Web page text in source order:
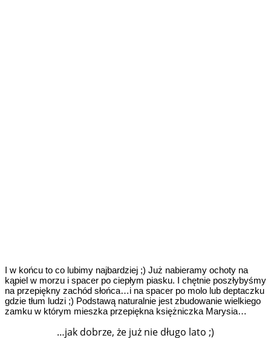
I w końcu to co lubimy najbardziej ;) Już nabieramy ochoty na
kąpiel w morzu i spacer po ciepłym piasku. I chętnie poszłybyśmy
na przepiękny zachód słońca…i na spacer po molo lub deptaczku
gdzie tłum ludzi ;) Podstawą naturalnie jest zbudowanie wielkiego
zamku w którym mieszka przepiękna księżniczka Marysia…
…jak dobrze, że już nie długo lato ;)